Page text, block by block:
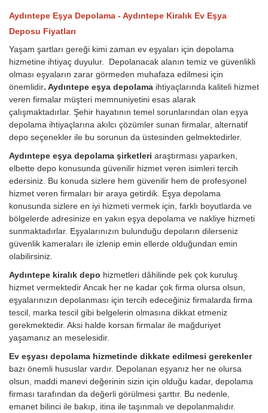
Aydıntepe Eşya Depolama - Aydıntepe Kiralık Ev Eşya
Deposu Fiyatları
Yaşam şartları gereği kimi zaman ev eşyaları için depolama
hizmetine ihtiyaç duyulur. Depolanacak alanın temiz ve güvenlikli
olması eşyaların zarar görmeden muhafaza edilmesi için
önemlidir. Aydıntepe eşya depolama ihtiyaçlarında kaliteli hizmet
veren firmalar müşteri memnuniyetini esas alarak
çalışmaktadırlar. Şehir hayatının temel sorunlarından olan eşya
depolama ihtiyaçlarına akılcı çözümler sunan firmalar, alternatif
depo seçenekler ile bu sorunun da üstesinden gelmektedirler.
Aydıntepe eşya depolama şirketleri araştırması yaparken,
elbette depo konusunda güvenilir hizmet veren isimleri tercih
edersiniz. Bu konuda sizlere hem güvenilir hem de profesyonel
hizmet veren firmaları bir araya getirdik. Eşya depolama
konusunda sizlere en iyi hizmeti vermek için, farklı boyutlarda ve
bölgelerde adresinize en yakın eşya depolama ve nakliye hizmeti
sunmaktadırlar. Eşyalarınızın bulunduğu depoların dilerseniz
güvenlik kameraları ile izlenip emin ellerde olduğundan emin
olabilirsiniz.
Aydıntepe kiralık depo hizmetleri dâhilinde pek çok kuruluş
hizmet vermektedir Ancak her ne kadar çok firma olursa olsun,
eşyalarınızın depolanması için tercih edeceğiniz firmalarda firma
tescil, marka tescil gibi belgelerin olmasına dikkat etmeniz
gerekmektedir. Aksi halde korsan firmalar ile mağduriyet
yaşamanız an meselesidir.
Ev eşyası depolama hizmetinde dikkate edilmesi gerekenler
bazı önemli hususlar vardır. Depolanan eşyanız her ne olursa
olsun, maddi manevi değerinin sizin için olduğu kadar, depolama
firması tarafından da değerli görülmesi şarttır. Bu nedenle,
emanet bilinci ile bakıp, itina ile taşınmalı ve depolanmalıdır.